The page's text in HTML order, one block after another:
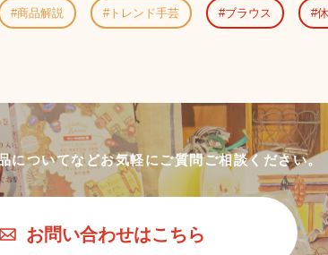
商品解説 トレンド手芸 ブラウス
についてなどお気軽にご質問ご相談ください。
お問い合わせはこちら